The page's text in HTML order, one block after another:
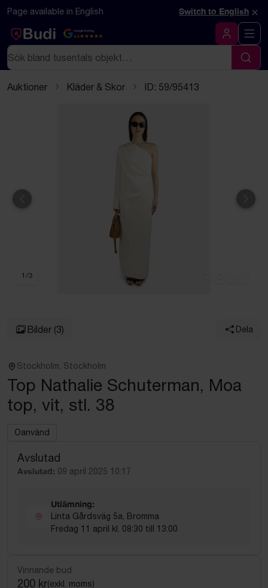
Hoppa till innehåll
Textbaserad (markdown) version av denna sida
Page available in English Switch to English ×
Google Rating
4.5
Logga in
Sök
Sök
Auktioner Kläder & Skor ID: 59/95413
Föregående
1 /3
Bilder (3) Dela
Stockholm, Stockholm
Top Nathalie Schuterman, Moa
top, vit, stl. 38
Oanvänd
Avslutad
Avslutad: 09 april 2025 10:17
Utlämning:
Linta Gårdsväg 5a, Bromma
Fredag 11 april kl. 08:30 till 13:00
Vinnande bud
200 kr(exkl. moms)